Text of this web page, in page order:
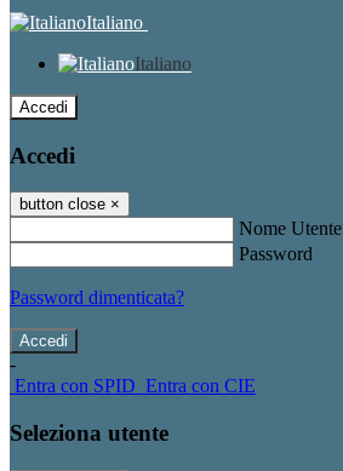
Italiano
Italiano
Accedi
Accedi
button close ×
Nome Utente
Password
Password dimenticata?
-
Entra con SPID Entra con CIE
Seleziona utente